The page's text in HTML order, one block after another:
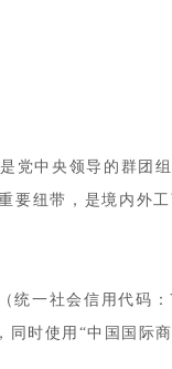
是党中央领导的群团
要纽带，是境内外
（统一社会信用代码
时使用“中国国际